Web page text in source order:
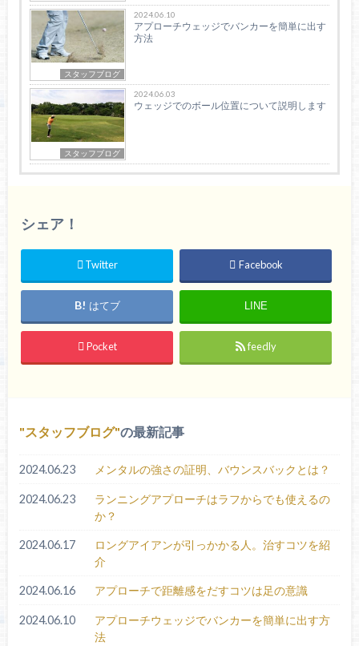
スタッフブログ
2024.06.10
アプローチウェッジでバンカーを簡単に出す
方法
スタッフブログ
2024.06.03
ウェッジでのボール位置について説明します
シェア！
Twitter Facebook
はてブ LINE
Pocket feedly
スタッフブログ の最新記事
2024.06.23 メンタルの強さの証明、バウンスバックとは？
2024.06.23
ランニングアプローチはラフからでも使えるの
か？
2024.06.17
ロングアイアンが引っかかる人。治すコツを紹
介
2024.06.16 アプローチで距離感をだすコツは足の意識
2024.06.10
アプローチウェッジでバンカーを簡単に出す方
法